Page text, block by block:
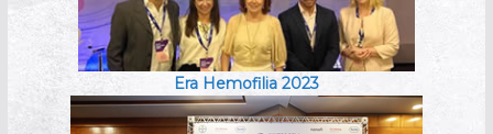
Era Hemofilia 2023